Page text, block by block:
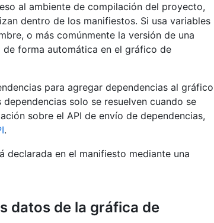
al ambiente de compilación del proyecto,
dentro de los manifiestos. Si usa variables
o más comúnmente la versión de una
de forma automática en el gráfico de
para agregar dependencias al gráfico
solo se resuelven cuando se
sobre el API de envío de dependencias,
.
declarada en el manifiesto mediante una
datos de la gráfica de